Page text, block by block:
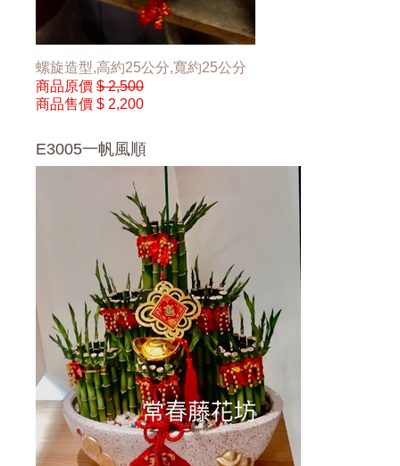
螺旋造型,高約25公分,寬約25公分
商品原價 $ 2,500
商品售價 $ 2,200
E3005一帆風順